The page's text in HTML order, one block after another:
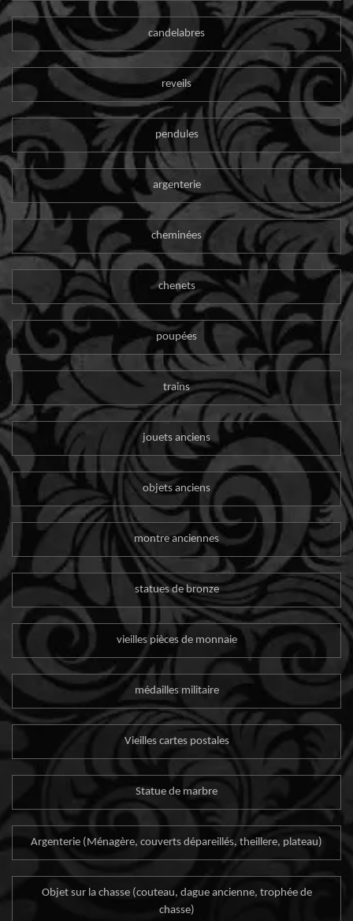
candelabres
reveils
pendules
argenterie
cheminées
chenets
poupées
trains
jouets anciens
objets anciens
montre anciennes
statues de bronze
vieilles pièces de monnaie
médailles militaire
Vieilles cartes postales
Statue de marbre
Argenterie (Ménagère, couverts dépareillés, theillere, plateau)
Objet sur la chasse (couteau, dague ancienne, trophée de
chasse)